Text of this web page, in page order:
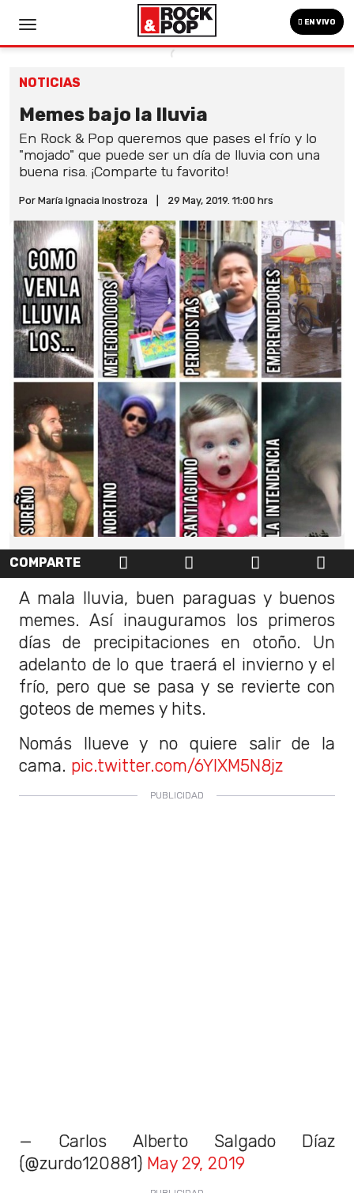
EN VIVO
NOTICIAS
Memes bajo la lluvia
En Rock & Pop queremos que pases el frío y lo
"mojado" que puede ser un día de lluvia con una
buena risa. ¡Comparte tu favorito!
Por María Ignacia Inostroza 29 May, 2019. 11:00 hrs
COMPARTE
A mala lluvia, buen paraguas y buenos
memes. Así inauguramos los primeros
días de precipitaciones en otoño. Un
adelanto de lo que traerá el invierno y el
frío, pero que se pasa y se revierte con
goteos de memes y hits.
Nomás llueve y no quiere salir de la
cama. pic.twitter.com/6YIXM5N8jz
— Carlos Alberto Salgado Díaz
(@zurdo120881) May 29, 2019